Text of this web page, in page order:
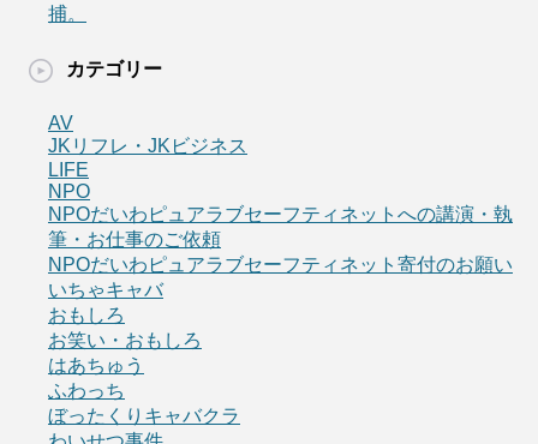
捕。
カテゴリー
AV
JKリフレ・JKビジネス
LIFE
NPO
NPOだいわピュアラブセーフティネットへの講演・執
筆・お仕事のご依頼
NPOだいわピュアラブセーフティネット寄付のお願い
いちゃキャバ
おもしろ
お笑い・おもしろ
はあちゅう
ふわっち
ぼったくりキャバクラ